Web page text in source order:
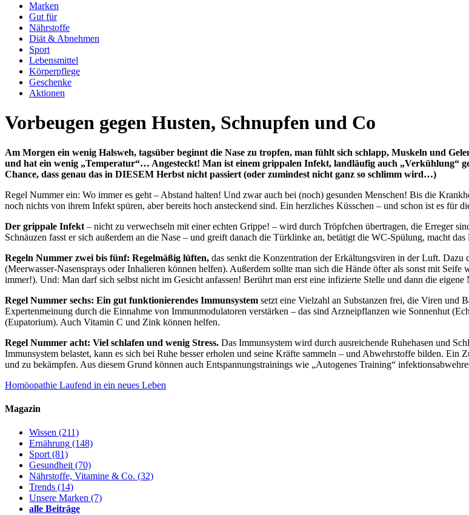
Marken
Gut für
Nährstoffe
Diät & Abnehmen
Sport
Lebensmittel
Körperpflege
Geschenke
Aktionen
Vorbeugen gegen Husten, Schnupfen und Co
Am Morgen ein wenig Halsweh, tagsüber beginnt die Nase zu tropfen, man fühlt sich schlapp, Muskeln und
und hat ein wenig „Temperatur“… Angesteckt! Man ist einem grippalen Infekt, landläufig auch „Verkühlung“
Chance, dass genau das in DIESEM Herbst nicht passiert (oder zumindest nicht ganz so schlimm wird…)
Regel Nummer ein: Wo immer es geht – Abstand halten! Und zwar auch bei (noch) gesunden Menschen! Bis die
noch nichts von ihrem Infekt spüren, aber bereits hoch ansteckend sind. Ein herzliches Küsschen – und schon ist es für
Der grippale Infekt – nicht zu verwechseln mit einer echten Grippe! – wird durch Tröpfchen übertragen, die Erreger
Schnäuzen fasst er sich außerdem an die Nase – und greift danach die Türklinke an, betätigt die WC-Spülung, macht
Regeln Nummer zwei bis fünf: Regelmäßig lüften, das senkt die Konzentration der Erkältungsviren in der Luft. Dazu
(Meerwasser-Nasensprays oder Inhalieren können helfen). Außerdem sollte man sich die Hände öfter als sonst mit
immer!). Und: Man darf sich selbst nicht im Gesicht anfassen! Berührt man erst eine infizierte Stelle und dann die
Regel Nummer sechs: Ein gut funktionierendes Immunsystem setzt eine Vielzahl an Substanzen frei, die Viren und
Expertenmeinung durch die Einnahme von Immunmodulatoren verstärken – das sind Arzneipflanzen wie Sonnenhut
(Eupatorium). Auch Vitamin C und Zink können helfen.
Regel Nummer acht: Viel schlafen und wenig Stress. Das Immunsystem wird durch ausreichende Ruhehasen und
Immunsystem belastet, kann es sich bei Ruhe besser erholen und seine Kräfte sammeln – und Abwehrstoffe bilden.
und zu bekämpfen. Aus diesem Grund können auch Entspannungstrainings wie „Autogenes Training“
Homöopathie Laufend in ein neues Leben
Magazin
Wissen (211)
Ernährung (148)
Sport(81)
Gesundheit(70)
Nährstoffe, Vitamine & Co. (32)
Trends (14)
Unsere Marken (7)
alle Beiträge